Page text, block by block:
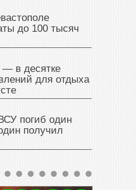
до 100 тысяч
— в десятке
для отдыха
погиб один
получил